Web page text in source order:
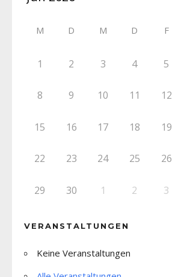
M D M D F
1 2 3 4 5
8 9 10 11 12
15 16 17 18 19
22 23 24 25 26
29 30 1 2 3
VERANSTALTUNGEN
Keine Veranstaltungen